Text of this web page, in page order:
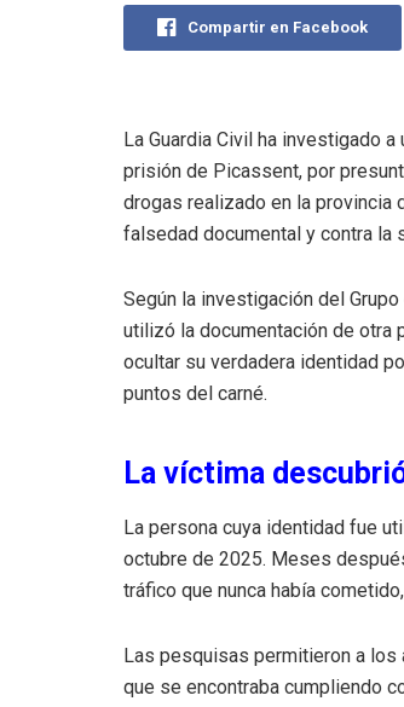
Compartir en Facebook
La Guardia Civil ha investigado
prisión de Picassent, por
drogas realizado en la provincia
falsedad documental y contra la
Según la investigación del
utilizó la documentación de otra
ocultar su verdadera identidad
puntos del carné.
La víctima
La persona cuya identidad fue
octubre de 2025. Meses
tráfico que nunca había
Las pesquisas permitieron a
que se encontraba cumpliendo